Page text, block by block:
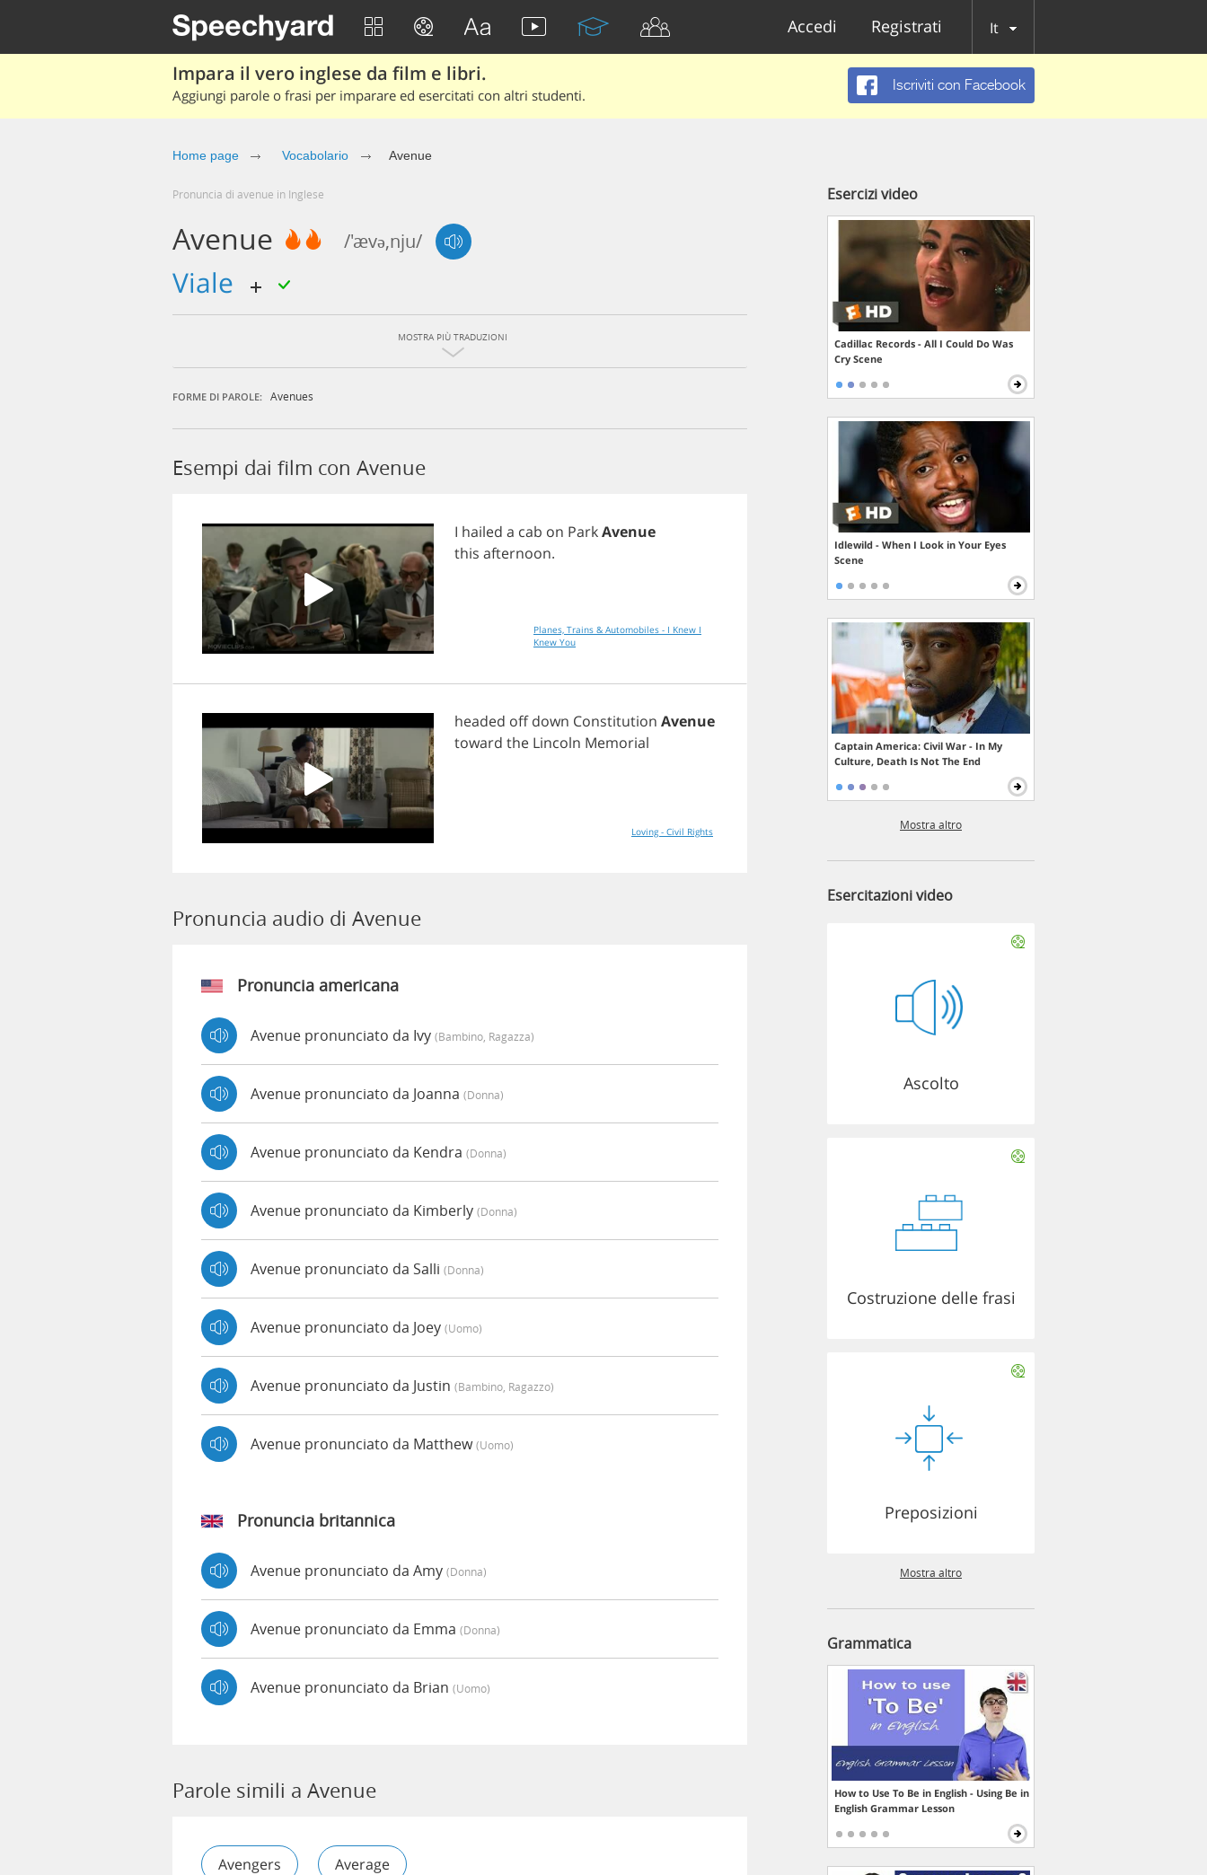
Accedi Registrati It
Impara il vero inglese da film e libri.
Aggiungi parole o frasi per imparare ed esercitati con altri studenti.
Iscriviti con Facebook
Home page Vocabolario Avenue
Pronuncia di avenue in Inglese
Avenue /'ævə,nju/
viale
MOSTRA PIÙ TRADUZIONI
FORME DI PAROLE: Avenues
Esempi dai film con Avenue
I hailed a cab on ParkAvenue
this afternoon.
Planes, Trains & Automobiles - I Knew I
Knew You
headed off down Constitution Avenue
toward the Lincoln Memorial
Loving - Civil Rights
Pronuncia audio di Avenue
Pronuncia americana
Avenue pronunciato da Ivy (bambino, Ragazza)
Avenue pronunciato da Joanna (donna)
Avenue pronunciato da Kendra (donna)
Avenue pronunciato da Kimberly (donna)
Avenue pronunciato da Salli (donna)
Avenue pronunciato da Joey (uomo)
Avenue pronunciato da Justin (bambino, Ragazzo)
Avenue pronunciato da Matthew(uomo)
Pronuncia britannica
Avenue pronunciato da Amy (donna)
Avenue pronunciato da Emma (donna)
Avenue pronunciato da Brian (uomo)
Parole simili a Avenue
Avengers Average
Esercizi video
Cadillac Records - All I Could Do Was
Cry Scene
Idlewild - When I Look in Your Eyes
Scene
Captain America: Civil War - In My
Culture, Death Is Not The End
Mostra altro
Esercitazioni video
Ascolto
Costruzione delle frasi
Preposizioni
Mostra altro
Grammatica
How to Use To Be in English - Using Be in
English Grammar Lesson